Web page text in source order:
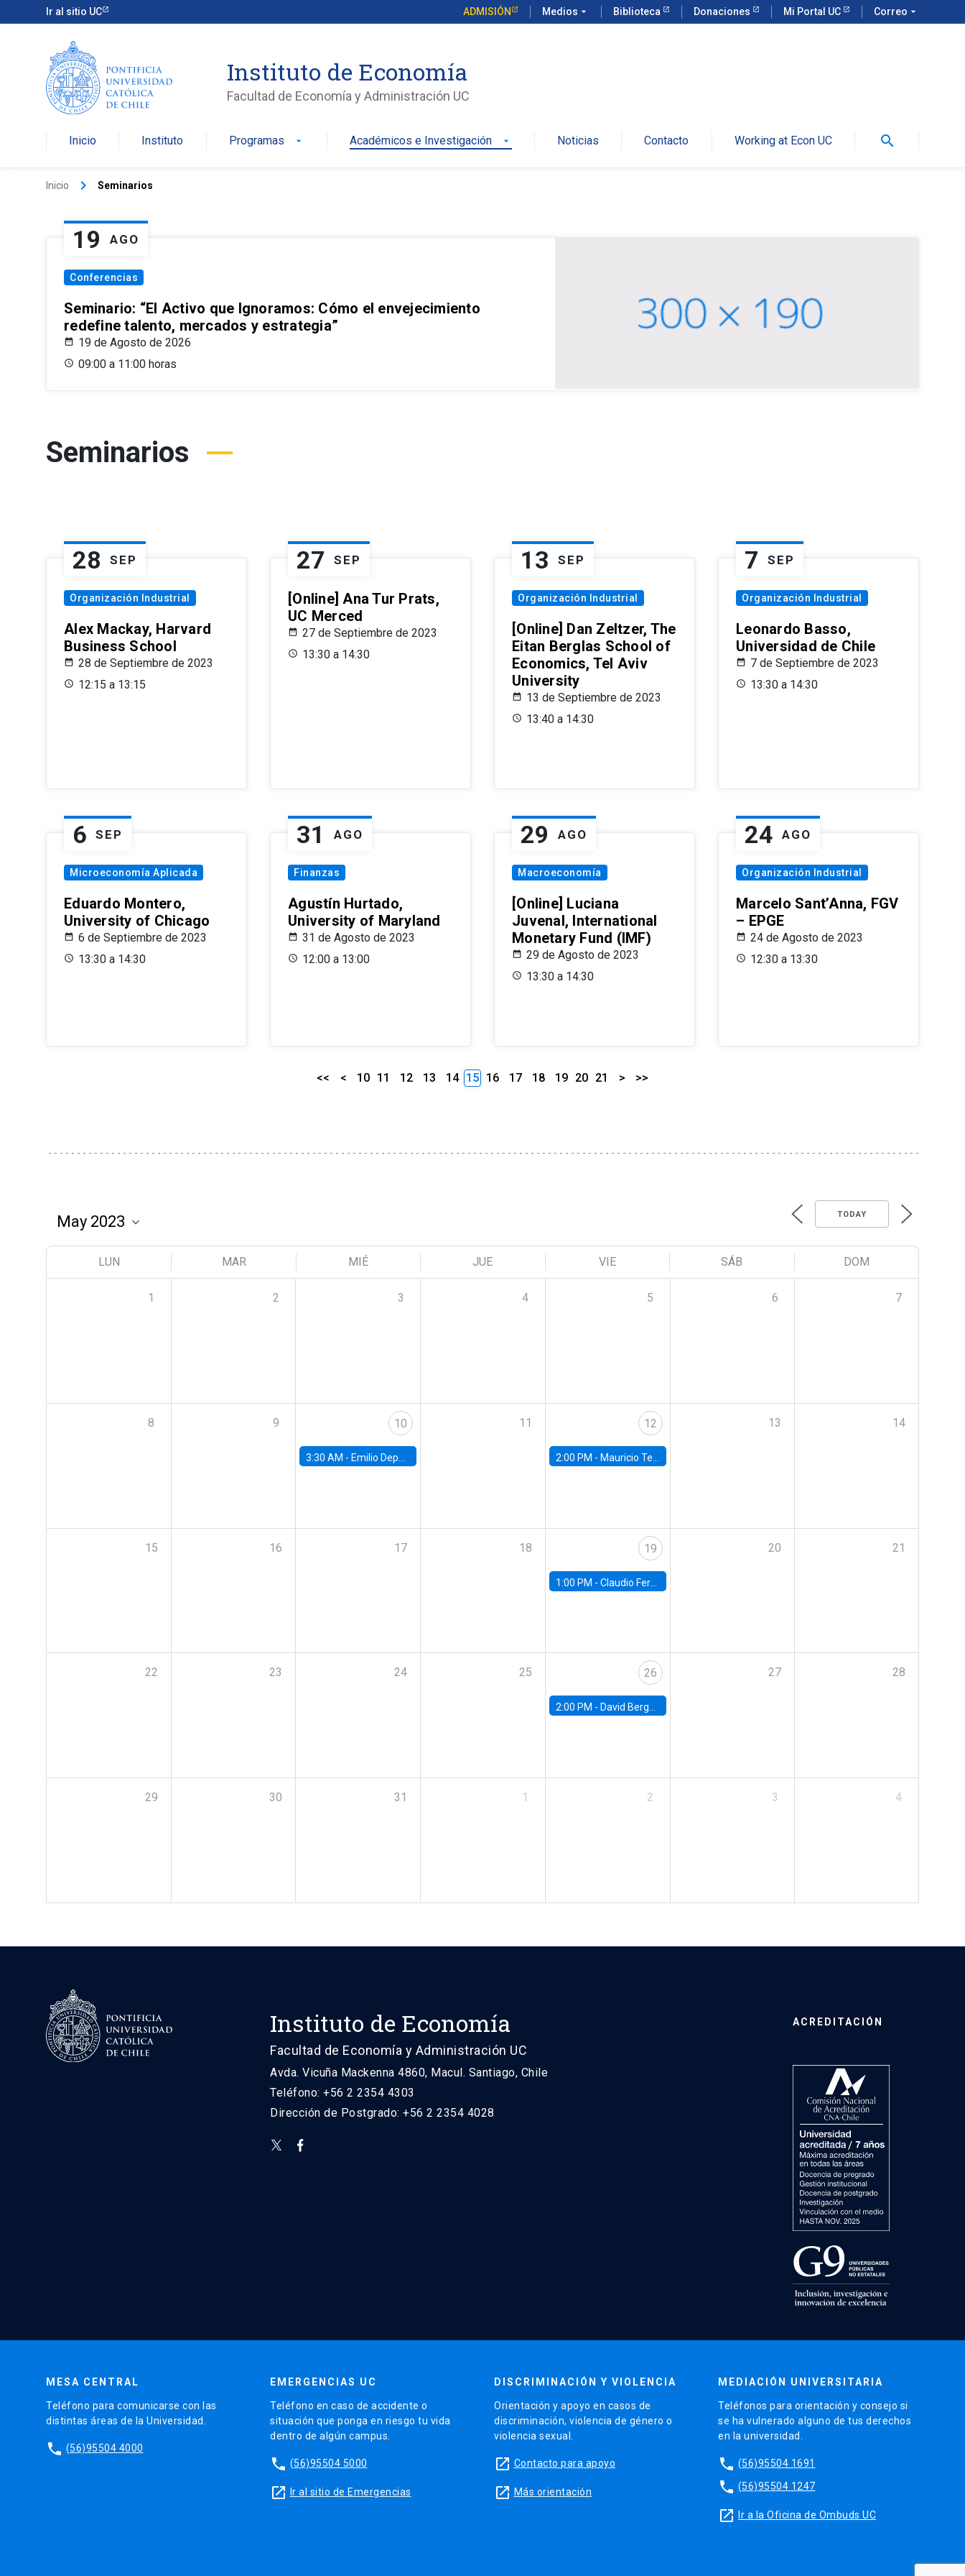
Ir al sitio UC ADMISIÓN Medios arrow_drop_down Biblioteca Donaciones Mi Portal UC Correo arrow_drop_down
Instituto de Economía
Facultad de Economía y Administración UC
Inicio Instituto Programas arrow_drop_down Académicos e Investigación arrow_drop_down Noticias Contacto Working at Econ UC search
Inicio keyboard_arrow_right Seminarios
19 AGO
Conferencias
Seminario: “El Activo que Ignoramos: Cómo el envejecimiento
redefine talento, mercados y estrategia”
19 de Agosto de 2026
09:00 a 11:00 horas
Seminarios
28 SEP
Organización Industrial
Alex Mackay, Harvard
Business School
28 de Septiembre de 2023
12:15 a 13:15
27 SEP
[Online] Ana Tur Prats,
UC Merced
27 de Septiembre de 2023
13:30 a 14:30
13 SEP
Organización Industrial
[Online] Dan Zeltzer, The
Eitan Berglas School of
Economics, Tel Aviv
University
13 de Septiembre de 2023
13:40 a 14:30
7 SEP
Organización Industrial
Leonardo Basso,
Universidad de Chile
7 de Septiembre de 2023
13:30 a 14:30
6 SEP
Microeconomía Aplicada
Eduardo Montero,
University of Chicago
6 de Septiembre de 2023
13:30 a 14:30
31 AGO
Finanzas
Agustín Hurtado,
University of Maryland
31 de Agosto de 2023
12:00 a 13:00
29 AGO
Macroeconomía
[Online] Luciana
Juvenal, International
Monetary Fund (IMF)
29 de Agosto de 2023
13:30 a 14:30
24 AGO
Organización Industrial
Marcelo Sant’Anna, FGV
– EPGE
24 de Agosto de 2023
12:30 a 13:30
<< < 10 11 12 13 14 15 16 17 18 19 20 21 > >>
TODAY
LUN MAR MIÉ JUE VIE SÁB DOM
1 2 3 4 5 6 7
8 9 10
3:30 AM - Emilio Depetris-Chauvín, Universidad Católica
11 12
2:00 PM - Mauricio Tejada, UDP
13 14
15 16 17 18 19
1:00 PM - Claudio Ferraz, British Columbia
20 21
22 23 24 25 26
2:00 PM - David Berger, Duke
27 28
29 30 31 1 2 3 4
Instituto de Economía
Facultad de Economía y Administración UC
Avda. Vicuña Mackenna 4860, Macul. Santiago, Chile
Teléfono: +56 2 2354 4303
Dirección de Postgrado: +56 2 2354 4028
ACREDITACIÓN
MESA CENTRAL
Teléfono para comunicarse con las
distintas áreas de la Universidad.
phone (56)95504 4000
EMERGENCIAS UC
Teléfono en caso de accidente o
situación que ponga en riesgo tu vida
dentro de algún campus.
phone (56)95504 5000
launch Ir al sitio de Emergencias
DISCRIMINACIÓN Y VIOLENCIA
Orientación y apoyo en casos de
discriminación, violencia de género o
violencia sexual.
launch Contacto para apoyo
launch Más orientación
MEDIACIÓN UNIVERSITARIA
Teléfonos para orientación y consejo si
se ha vulnerado alguno de tus derechos
en la universidad.
phone (56)95504 1691
phone (56)95504 1247
launch Ir a la Oficina de Ombuds UC